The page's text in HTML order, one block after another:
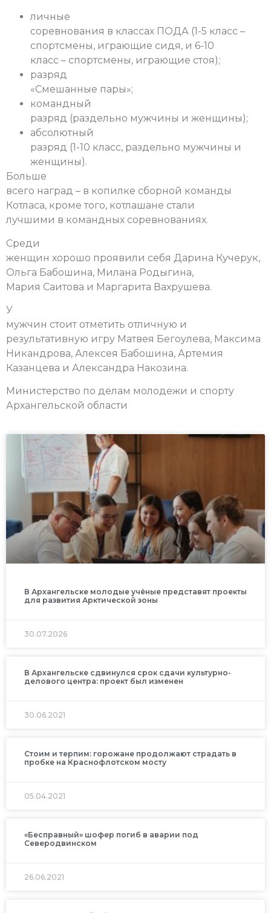
личные
соревнования в классах ПОДА (1-5 класс –
спортсмены, играющие сидя, и 6-10
класс – спортсмены, играющие стоя);
разряд
«Смешанные пары»;
командный
разряд (раздельно мужчины и женщины);
абсолютный
разряд (1-10 класс, раздельно мужчины и
женщины).
Больше
всего наград – в копилке сборной команды
Котласа, кроме того, котлашане стали
лучшими в командных соревнованиях.
Среди
женщин хорошо проявили себя Дарина Кучерук,
Ольга Бабошина, Милана Родыгина,
Мария Саитова и Маргарита Вахрушева.
У
мужчин стоит отметить отличную и
результативную игру Матвея Бегоулева, Максима
Никандрова, Алексея Бабошина, Артемия
Казанцева и Александра Накозина.
Министерство по делам молодежи и спорту
Архангельской области
В Архангельске молодые учёные представят проекты
для развития Арктической зоны
30.07.2026
В Архангельске сдвинулся срок сдачи культурно-
делового центра: проект был изменен
30.06.2021
Стоим и терпим: горожане продолжают страдать в
пробке на Краснофлотском мосту
05.04.2021
«Бесправный» шофер погиб в аварии под
Северодвинском
26.06.2021